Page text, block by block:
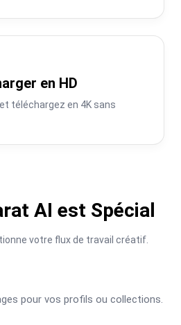
en HD
téléchargez en 4K sans
AI est Spécial
votre flux de travail créatif.
pour vos profils ou collections.